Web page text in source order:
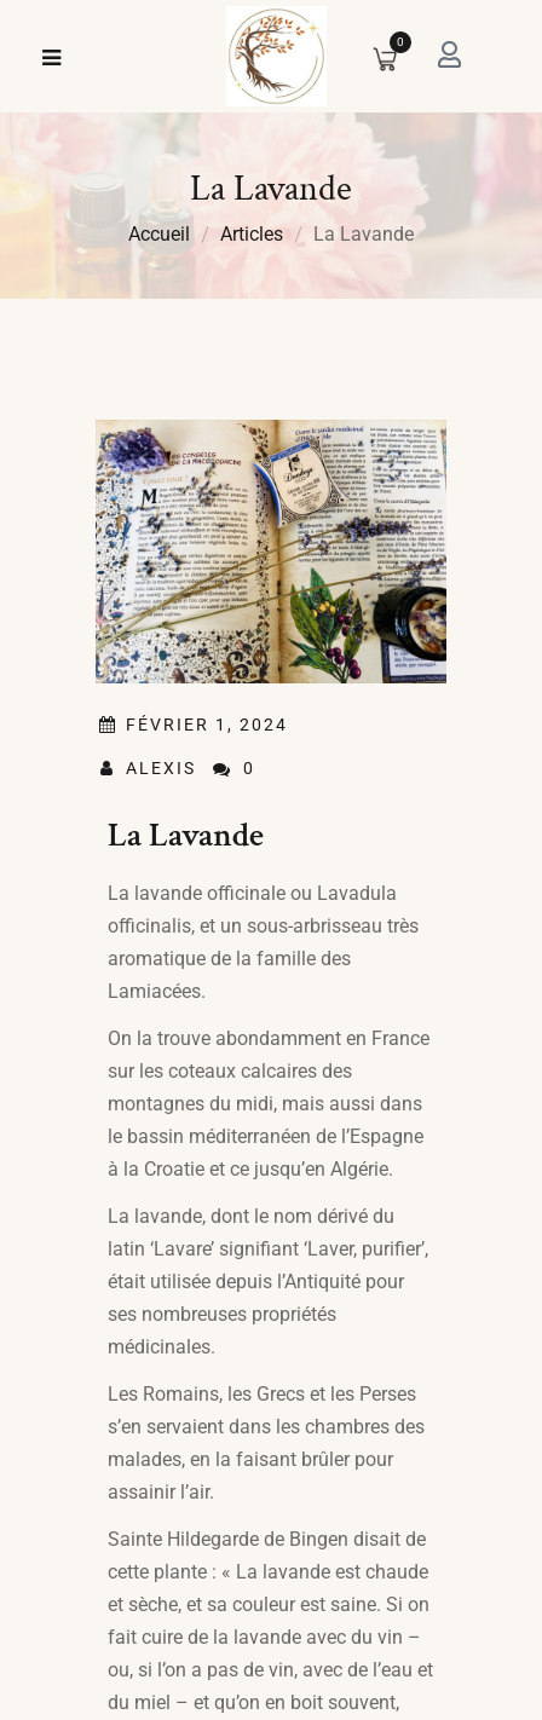
0
La Lavande
Accueil Articles La Lavande
FÉVRIER 1, 2024
ALEXIS 0
La Lavande
La lavande officinale ou Lavadula
officinalis, et un sous-arbrisseau très
aromatique de la famille des
Lamiacées.
On la trouve abondamment en France
sur les coteaux calcaires des
montagnes du midi, mais aussi dans
le bassin méditerranéen de l’Espagne
à la Croatie et ce jusqu’en Algérie.
La lavande, dont le nom dérivé du
latin ‘Lavare’ signifiant ‘Laver, purifier’,
était utilisée depuis l’Antiquité pour
ses nombreuses propriétés
médicinales.
Les Romains, les Grecs et les Perses
s’en servaient dans les chambres des
malades, en la faisant brûler pour
assainir l’air.
Sainte Hildegarde de Bingen disait de
cette plante : « La lavande est chaude
et sèche, et sa couleur est saine. Si on
fait cuire de la lavande avec du vin –
ou, si l’on a pas de vin, avec de l’eau et
du miel – et qu’on en boit souvent,